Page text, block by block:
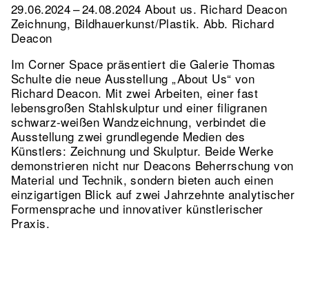
29.06.2024 – 24.08.2024 About us. Richard Deacon
Zeichnung, Bildhauerkunst/Plastik. Abb. Richard
Deacon
Im Corner Space präsentiert die Galerie Thomas
Schulte die neue Ausstellung „About Us“ von
Richard Deacon. Mit zwei Arbeiten, einer fast
lebensgroßen Stahlskulptur und einer filigranen
schwarz-weißen Wandzeichnung, verbindet die
Ausstellung zwei grundlegende Medien des
Künstlers: Zeichnung und Skulptur. Beide Werke
demonstrieren nicht nur Deacons Beherrschung von
Material und Technik, sondern bieten auch einen
einzigartigen Blick auf zwei Jahrzehnte analytischer
Formensprache und innovativer künstlerischer
Praxis.